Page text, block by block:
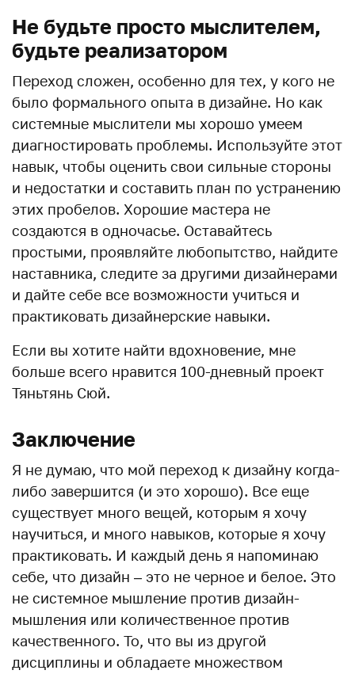
Не будьте просто мыслителем,
будьте реализатором
Переход сложен, особенно для тех, у кого не
было формального опыта в дизайне. Но как
системные мыслители мы хорошо умеем
диагностировать проблемы. Используйте этот
навык, чтобы оценить свои сильные стороны
и недостатки и составить план по устранению
этих пробелов. Хорошие мастера не
создаются в одночасье. Оставайтесь
простыми, проявляйте любопытство, найдите
наставника, следите за другими дизайнерами
и дайте себе все возможности учиться и
практиковать дизайнерские навыки.
Если вы хотите найти вдохновение, мне
больше всего нравится 100-дневный проект
Тяньтянь Сюй.
Заключение
Я не думаю, что мой переход к дизайну когда-
либо завершится (и это хорошо). Все еще
существует много вещей, которым я хочу
научиться, и много навыков, которые я хочу
практиковать. И каждый день я напоминаю
себе, что дизайн – это не черное и белое. Это
не системное мышление против дизайн-
мышления или количественное против
качественного. То, что вы из другой
дисциплины и обладаете множеством